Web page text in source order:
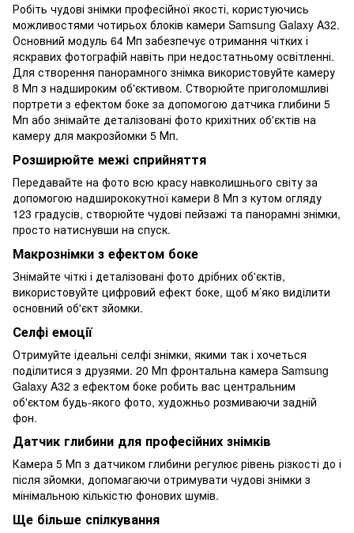
Робіть чудові знімки професійної якості, користуючись
можливостями чотирьох блоків камери Samsung Galaxy A32.
Основний модуль 64 Мп забезпечує отримання чітких і
яскравих фотографій навіть при недостатньому освітленні.
Для створення панорамного знімка використовуйте камеру
8 Мп з надшироким об'єктивом. Створюйте приголомшливі
портрети з ефектом боке за допомогою датчика глибини 5
Мп або знімайте деталізовані фото крихітних об'єктів на
камеру для макрозйомки 5 Мп.
Розширюйте межі сприйняття
Передавайте на фото всю красу навколишнього світу за
допомогою надширококутної камери 8 Мп з кутом огляду
123 градусів, створюйте чудові пейзажі та панорамні знімки,
просто натиснувши на спуск.
Макрознімки з ефектом боке
Знімайте чіткі і деталізовані фото дрібних об'єктів,
використовуйте цифровий ефект боке, щоб м’яко виділити
основний об'єкт зйомки.
Селфі емоції
Отримуйте ідеальні селфі знімки, якими так і хочеться
поділитися з друзями. 20 Мп фронтальна камера Samsung
Galaxy A32 з ефектом боке робить вас центральним
об'єктом будь-якого фото, художньо розмиваючи задній
фон.
Датчик глибини для професійних знімків
Камера 5 Мп з датчиком глибини регулює рівень різкості до і
після зйомки, допомагаючи отримувати чудові знімки з
мінімальною кількістю фонових шумів.
Ще більше спілкування